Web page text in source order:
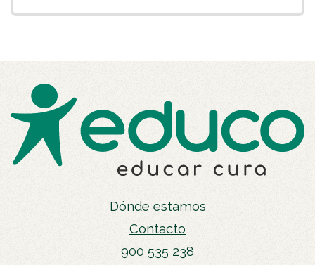
Dónde estamos
Contacto
900 535 238